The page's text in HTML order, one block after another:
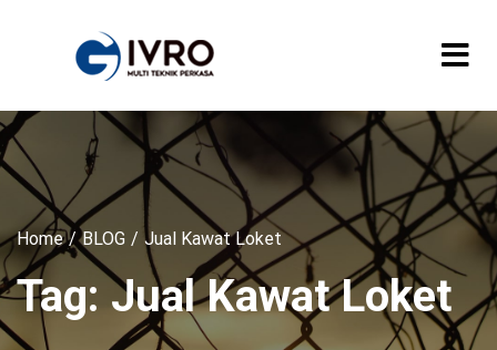
Home BLOG Jual Kawat Loket
Tag:Jual Kawat Loket